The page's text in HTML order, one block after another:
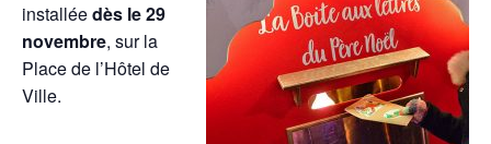
installéedès le 29
novembre, sur la
Place de l’Hôtel de
Ville.